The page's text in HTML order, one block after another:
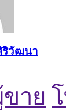
ริวัฒนา
าย